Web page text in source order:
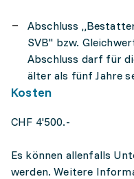
Abschluss
SVB" bzw.
Abschluss darf für
älter als fünf Jahre
Kosten
CHF 4'500.-
Es können allenfalls
werden. Weitere